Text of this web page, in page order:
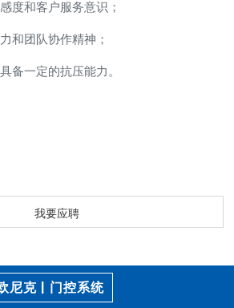
度和客户服务意识；
和团队协作精神；
备一定的抗压能力。
我要应聘
尼克 | 门控系统